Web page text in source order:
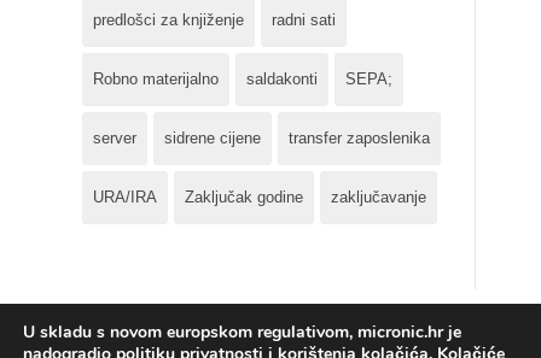
predlošci za knjiženje radni sati
Robno materijalno saldakonti SEPA;
server sidrene cijene transfer zaposlenika
URA/IRA Zaključak godine zaključavanje
U skladu s novom europskom regulativom, micronic.hr je